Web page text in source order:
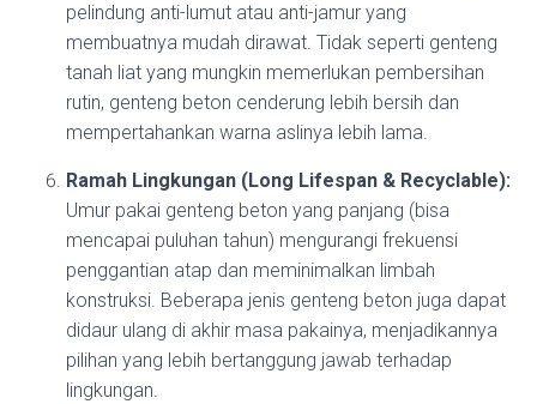
pelindung anti-lumut atau anti-jamur yang
membuatnya mudah dirawat. Tidak seperti genteng
tanah liat yang mungkin memerlukan pembersihan
rutin, genteng beton cenderung lebih bersih dan
mempertahankan warna aslinya lebih lama.
Ramah Lingkungan (Long Lifespan & Recyclable):
Umur pakai genteng beton yang panjang (bisa
mencapai puluhan tahun) mengurangi frekuensi
penggantian atap dan meminimalkan limbah
konstruksi. Beberapa jenis genteng beton juga dapat
didaur ulang di akhir masa pakainya, menjadikannya
pilihan yang lebih bertanggung jawab terhadap
lingkungan.